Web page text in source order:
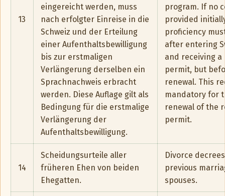
13
eingereicht werden, muss
nach erfolgter Einreise in die
Schweiz und der Erteilung
einer Aufenthaltsbewilligung
bis zur erstmaligen
Verlängerung derselben ein
Sprachnachweis erbracht
werden. Diese Auflage gilt als
Bedingung für die erstmalige
Verlängerung der
Aufenthaltsbewilligung.
program. If no
provided
proficiency
after entering
and receiving a
permit, but
renewal. This
mandatory for
renewal of the
permit.
14
Scheidungsurteile aller
früheren Ehen von beiden
Ehegatten.
Divorce
previous
spouses.